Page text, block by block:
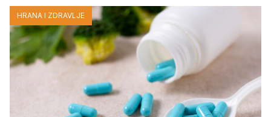
HRANA I ZDRAVLJE